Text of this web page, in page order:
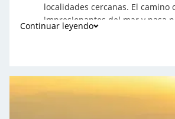
localidades cercanas. El camino
impresionantes del mar y pasa
escondidas e impresionantes
mediterráneos y permiten
Continuar leyendo